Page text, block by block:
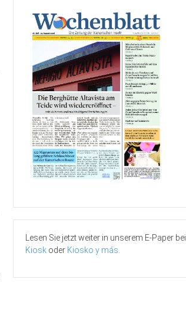
Lesen Sie jetzt weiter in unserem E-Paper bei
Kiosk oder Kiosko y más